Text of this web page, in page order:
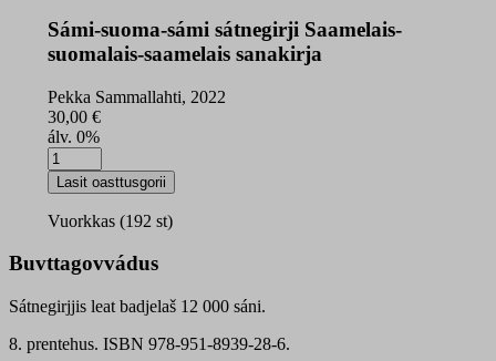
Sámi-suoma-sámi sátnegirji Saamelais-
suomalais-saamelais sanakirja
Pekka Sammallahti, 2022
30,00 €
álv. 0%
Sámi-
suoma-
sámi
sátnegirji
suomalais-
saamelais
quantity
Lasit oasttusgorii
Vuorkkas (192 st)
Buvttagovvádus
Sátnegirjjis leat badjelaš 12 000 sáni.
8. prentehus. ISBN 978-951-8939-28-6.